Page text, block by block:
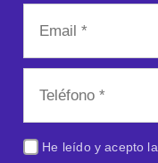
He leído y acepto la